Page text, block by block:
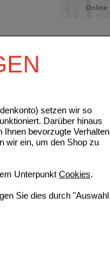
setzen wir so
Darüber hinaus
Ihnen bevorzugte Verhalten
wir ein, um den Shop zu
Unterpunkt Cookies.
Sie dies durch "Auswahl